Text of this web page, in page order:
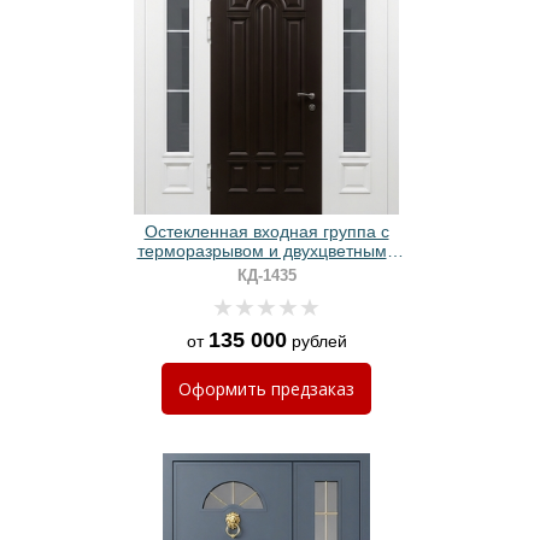
Остекленная входная группа с
терморазрывом и двухцветными
окрашенными панелями МДФ RAL
КД-1435
от 135 000рублей
Оформить предзаказ